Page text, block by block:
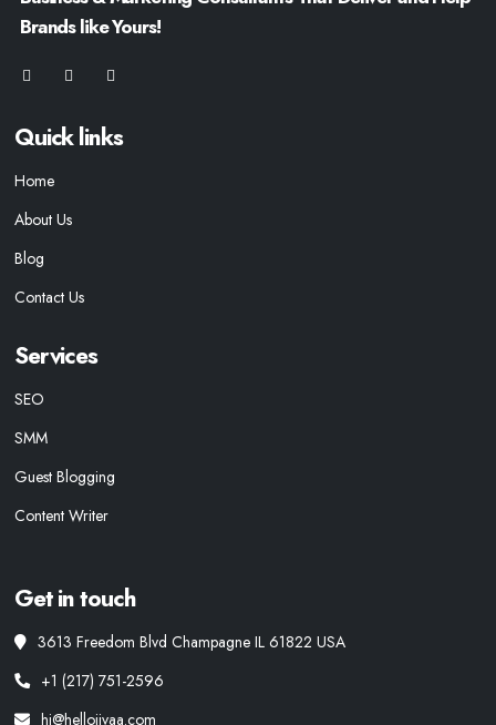
Brands like Yours!
Quick links
Home
About Us
Blog
Contact Us
Services
SEO
SMM
Guest Blogging
Content Writer
Get in touch
3613 Freedom Blvd Champagne IL 61822 USA
+1 (217) 751-2596
hi@hellojivaa.com